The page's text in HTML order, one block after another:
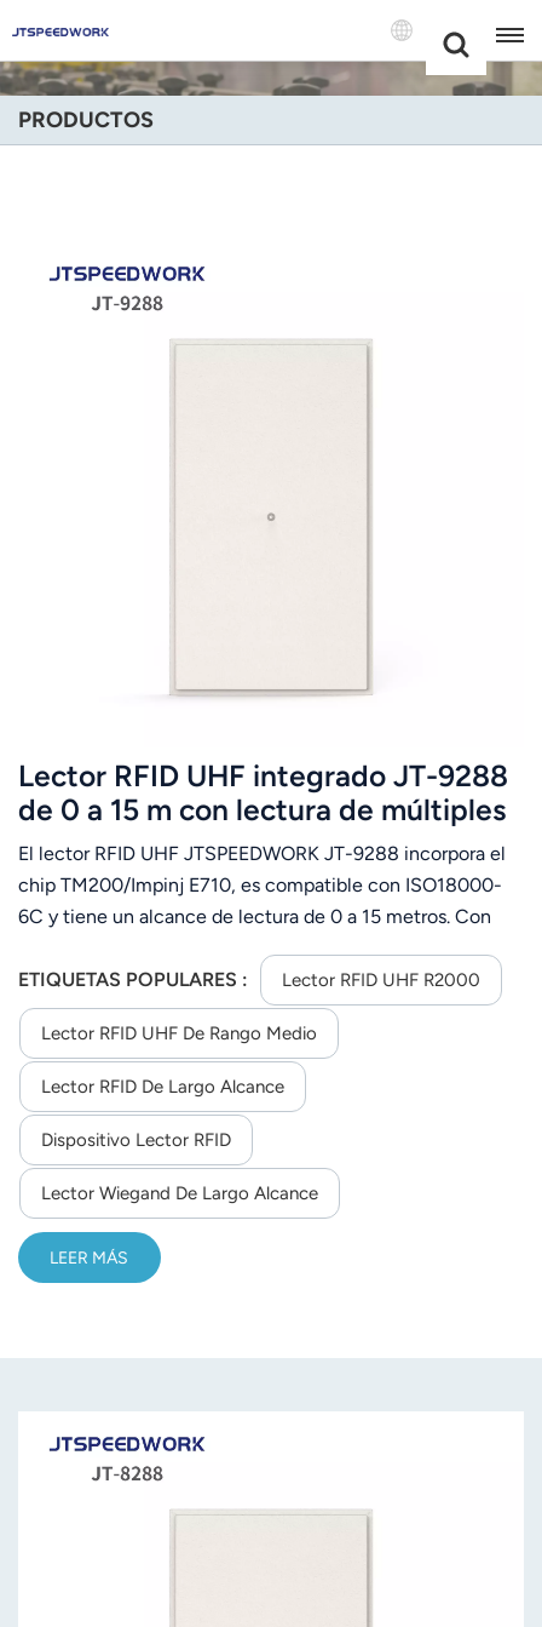
+86 -18681515767
English
한국어
Ελληνικά
Melayu
Polski
Tiếng Việt
Indonesia
PRODUCTOS
Lector RFID UHF integrado JT-9288
de 0 a 15 m con lectura de múltiples
etiquetas.
El lector RFID UHF JTSPEEDWORK JT-9288 incorpora el
chip TM200/Impinj E710, es compatible con ISO18000-
6C y tiene un alcance de lectura de 0 a 15 metros. Con
RS232/TCP/IP/WiFi, funciona en un rango de temperatura
de -40 °C a 75 °C, ideal para logística, control de acceso,
etc.
ETIQUETAS POPULARES : Lector RFID UHF R2000
Lector RFID UHF De Rango Medio
Lector RFID De Largo Alcance
Dispositivo Lector RFID
Lector Wiegand De Largo Alcance
LEER MÁS